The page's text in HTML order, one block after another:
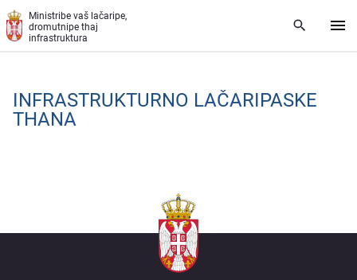
Skip to main content
Ministribe vaš lačaripe,
dromutnipe thaj
infrastruktura
INFRASTRUKTURNO LAČARIPASKE
THANA